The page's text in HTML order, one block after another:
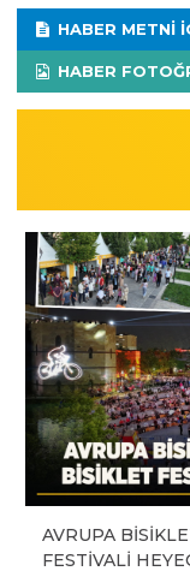
HABER METNI
HABER
AVRUPA
FESTİVALİ